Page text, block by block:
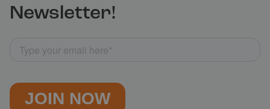
Newsletter!